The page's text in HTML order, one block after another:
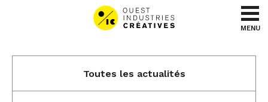
Aller au menu
Aller au contenu
MENU
Toutes les actualités